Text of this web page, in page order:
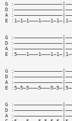
G
D
A
E
G
D
A
E
G
D
A
E
G
D
A